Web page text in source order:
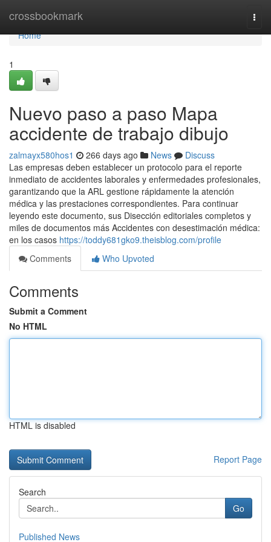
crossbookmark
Home
Home
1
Nuevo paso a paso Mapa
accidente de trabajo dibujo
zalmayx580hos1 266 days ago News
Discuss
Las empresas deben establecer un protocolo para el reporte
inmediato de accidentes laborales y enfermedades profesionales,
garantizando que la ARL gestione rápidamente la atención
médica y las prestaciones correspondientes. Para continuar
leyendo este documento, sus Disección editoriales completos y
miles de documentos más Accidentes con desestimación médica:
en los casos https://toddy681gko9.theisblog.com/profile
Comments
Who Upvoted
Comments
Submit a Comment
No HTML
HTML is disabled
Report Page
Search
Go
Published News